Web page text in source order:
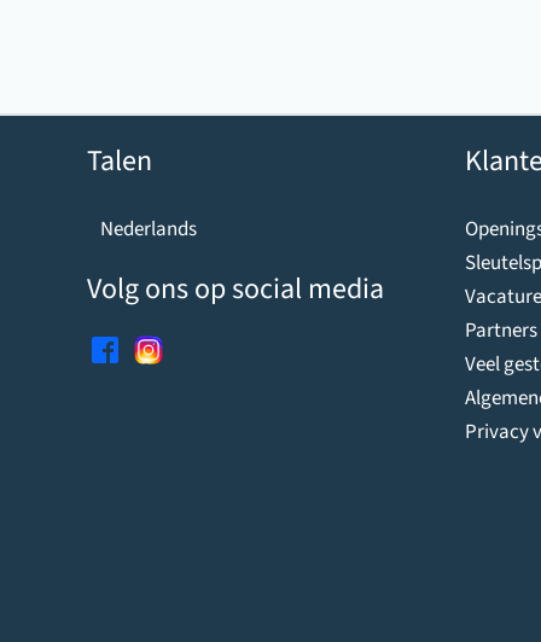
Talen
Nederlands
Volg ons op social media
Partners
Veel
Privacy